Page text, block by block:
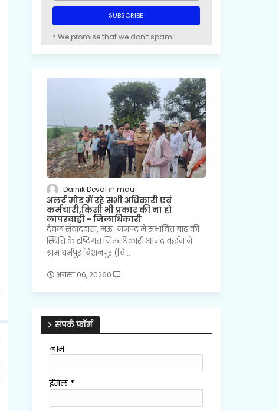
* We promise that we don't spam !
Dainik Deval mau
अलर्ट मोड में रहे सभी अधिकारी एवं
कर्मचारी,किसी भी प्रकार की ना हो
लापरवाही - जिलाधिकारी
देवल संवाददाता, मऊ। जनपद में संभावित बाढ़ की
स्थिति के दृष्टिगत जिलाधिकारी आनंद वर्द्धन ने
ग्राम धर्मपुर बिशनपुर (विं…
अगस्त 06, 20260
संपर्क फ़ॉर्म
नाम
ईमेल *